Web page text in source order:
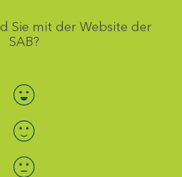
Sie mit der Website der
SAB?
Bewertung auswählen